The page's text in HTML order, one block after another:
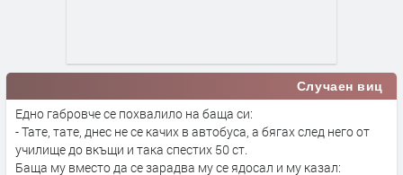
Случаен виц
Едно габровче се похвалило на баща си:
- Тате, тате, днес не се качих в автобуса, а бягах след него от
училище до вкъщи и така спестих 50 ст.
Баща му вместо да се зарадва му се ядосал и му казал: